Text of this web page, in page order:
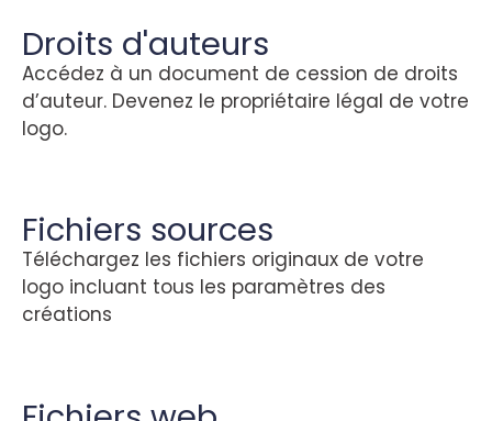
Droits d'auteurs
Accédez à un document de cession de droits
d’auteur. Devenez le propriétaire légal de votre
logo.
Fichiers sources
Téléchargez les fichiers originaux de votre
logo incluant tous les paramètres des
créations